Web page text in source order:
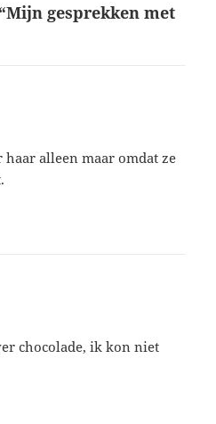
gesprekken met
haar alleen maar omdat ze
chocolade, ik kon niet